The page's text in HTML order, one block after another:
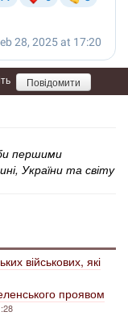
Повідомити
першими
України та світу
військових, які
проявом